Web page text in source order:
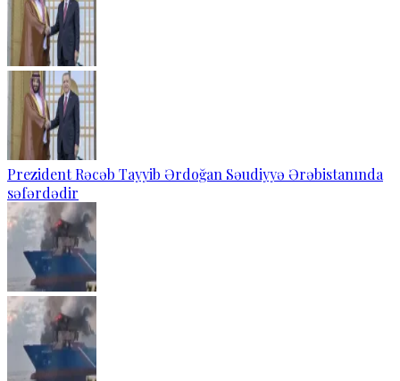
Prezident Rəcəb Tayyib Ərdoğan Səudiyyə Ərəbistanında
səfərdədir